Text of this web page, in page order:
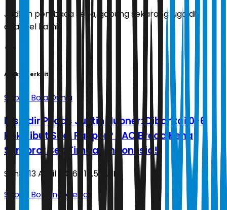
Jadilah pembaca setia, gabung sekarang juga di
channel kami!
Artikel Terkait
Sepak Bola Dunia
Disindir Pedas Justin Hubner: Dibantai 0-6
Kok Ribut Soal Paspor? NAC Breda Kena
Semprot Bek Timnas Indonesia!
Senin, 13 April 2026 | 15.53 WIB
Sepak Bola Indonesia